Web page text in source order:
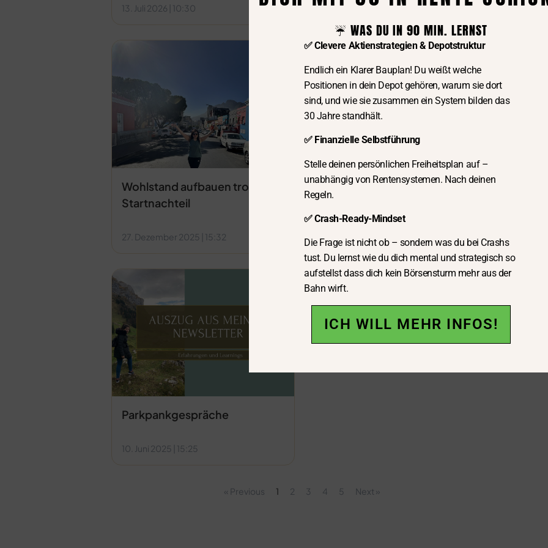
13. Juli 2026 10:30 9. März 2026 10:07
Wohlstand aufbauen trotz
Startnachteil
27. Dezember 2025 15:32
Warum ich 5-Sterne-Hotels
verdient habe
16. Dezember 2025 14:26
Parkpankgespräche
10. Juni 2025 15:25
« Previous 1 2 3 4 5 Next »
☔️ WAS DU IN 90 MIN. LERNST
✅ Clevere Aktienstrategien & Depotstruktur
Endlich ein Klarer Bauplan! Du weißt welche
Positionen in dein Depot gehören, warum sie dort
sind, und wie sie zusammen ein System bilden das
30 Jahre standhält.
✅ Finanzielle Selbstführung
Stelle deinen persönlichen Freiheitsplan auf –
unabhängig von Rentensystemen. Nach deinen
Regeln.
✅ Crash-Ready-Mindset
Die Frage ist nicht ob – sondern was du bei Crashs
tust. Du lernst wie du dich mental und strategisch so
aufstellst dass dich kein Börsensturm mehr aus der
Bahn wirft.
ICH WILL MEHR INFOS!